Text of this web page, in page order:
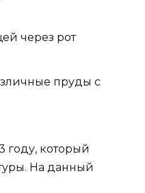
через рот
пруды с
году, который
На данный